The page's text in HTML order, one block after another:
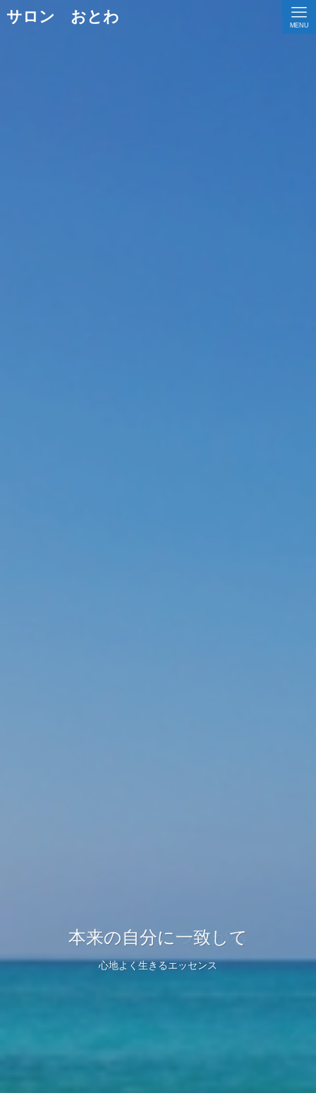
サロン おとわ MENU
本質の自分につながる
心・身体・魂を調和する
本来の自分に一致して
心地よく生きるエッセンス
本質の自分につながる
心・身体・魂を調和する